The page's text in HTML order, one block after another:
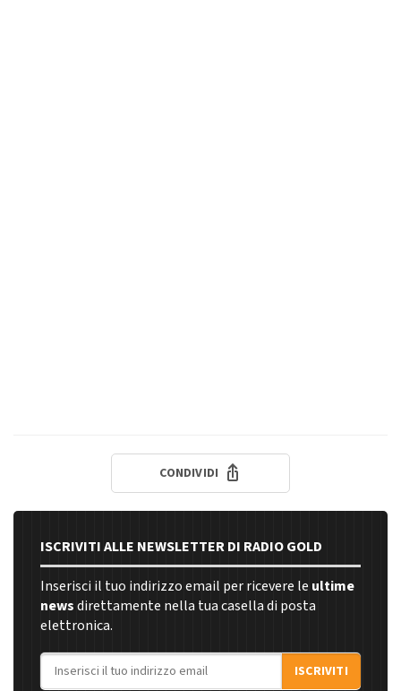
CONDIVIDI
ISCRIVITI ALLE NEWSLETTER DI RADIO GOLD
Inserisci il tuo indirizzo email per ricevere le ultime
newsdirettamente nella tua casella di posta
elettronica.
Indirizzo email
ISCRIVITI